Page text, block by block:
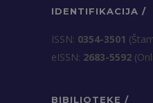
IDENTIFIKACIJA /
ISSN: 0354-3501
eISSN: 2683-5592
BIBILIOTEKE /